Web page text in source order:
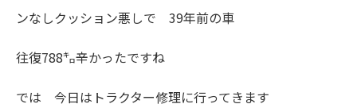
ンなしクッション悪しで 39年前の車
往復788㌔辛かったですね
では 今日はトラクター修理に行ってきます